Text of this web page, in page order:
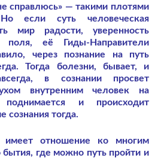
справлюсь» — такими плотями
если суть человеческая
мир радости, уверенность
её Гиды-Направители
через познание на путь
Тогда болезни, бывает, и
в сознании просвет
внутренним человек на
и происходит
сознания тогда.
имеет отношение ко многим
где можно путь пройти и